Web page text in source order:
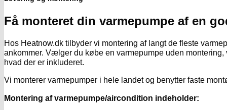
Få monteret din varmepumpe af en
Hos Heatnow.dk tilbyder vi montering af langt de fleste
ankommer. Vælger du købe en varmepumpe uden
hvad der er inkluderet.
Vi monterer varmepumper i hele landet og benytter faste
Montering af varmepumpe/aircondition indeholder: